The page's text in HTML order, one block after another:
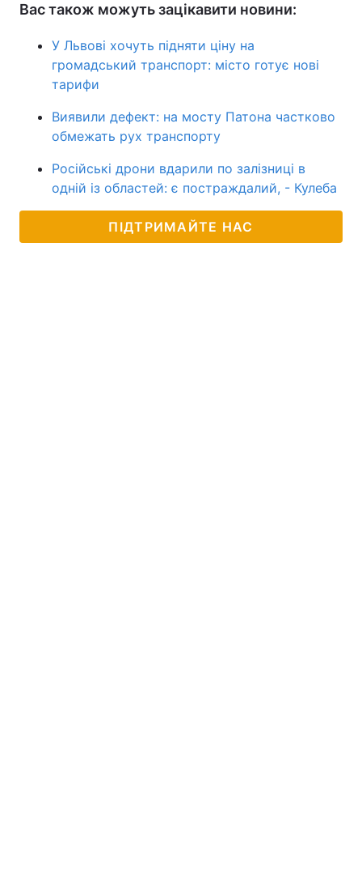
Вас також можуть зацікавити новини:
У Львові хочуть підняти ціну на
громадський транспорт: місто готує нові
тарифи
Виявили дефект: на мосту Патона частково
обмежать рух транспорту
Російські дрони вдарили по залізниці в
одній із областей: є постраждалий, - Кулеба
ПІДТРИМАЙТЕ НАС